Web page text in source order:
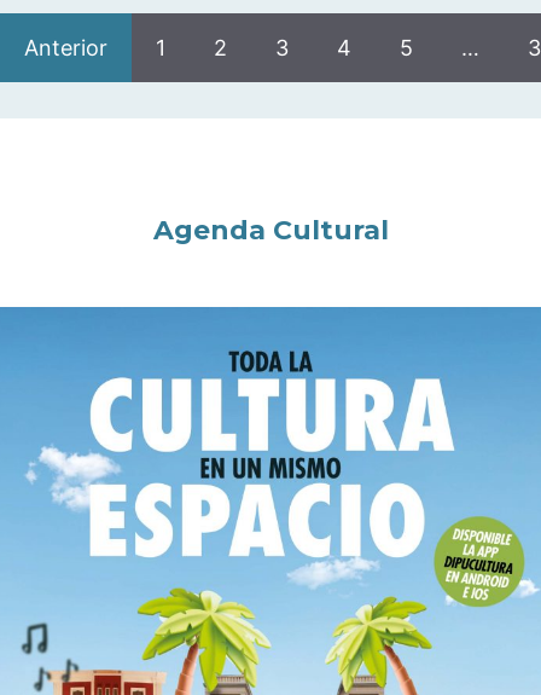
Anterior 1 2 3 4 5 …
Agenda Cultural